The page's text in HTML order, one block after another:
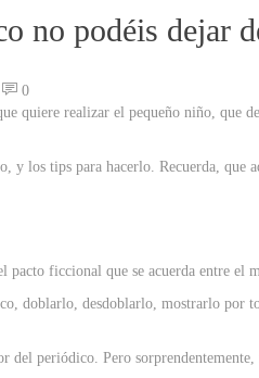
no podéis dejar
0
quiere realizar el pequeño niño, que
los tips para hacerlo. Recuerda, que
ficcional que se acuerda entre el
doblarlo, desdoblarlo, mostrarlo por
periódico. Pero